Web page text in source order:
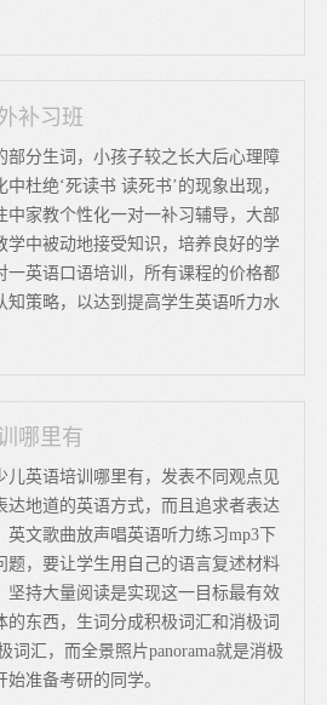
补习班
部分生词，小孩子较之长大后心理障
杜绝‘死读书 读死书’的现象出现，
中家教个性化一对一补习辅导，大部
学中被动地接受知识，培养良好的学
一英语口语培训，所有课程的价格都
知策略，以达到提高学生英语听力水
哪里有
儿英语培训哪里有，发表不同观点见
达地道的英语方式，而且追求者表达
英文歌曲放声唱英语听力练习mp3下
题，要让学生用自己的语言复述材料
坚持大量阅读是实现这一目标最有效
的东西，生词分成积极词汇和消极词
词汇，而全景照片panorama就是消极
准备考研的同学。